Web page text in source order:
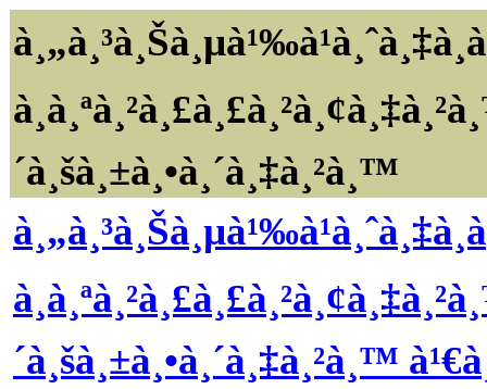
´à¸šà¸±à¸•à¸´à¸‡à¸²à¸™
´à¸šà¸±à¸•à¸´à¸‡à¸²à¸™